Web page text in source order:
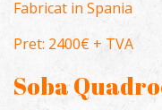
Fabricat in Spania
Pret: 2400€ + TVA
Soba